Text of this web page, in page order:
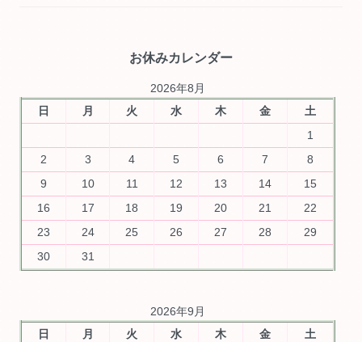
お休みカレンダー
2026年8月
日
月 火 水 木 金
土
1
2
3 4 5 6 7
8
9
10 11 12 13 14
15
16
17 18 19 20 21
22
23
24 25 26 27 28
29
30
31
2026年9月
日
月 火 水 木 金
土